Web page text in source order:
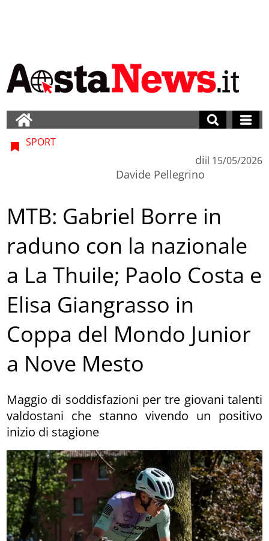
SPORT
di
Davide Pellegrino
il 15/05/2026
MTB: Gabriel Borre in
raduno con la nazionale
a La Thuile; Paolo Costa e
Elisa Giangrasso in
Coppa del Mondo Junior
a Nove Mesto
Maggio di soddisfazioni per tre giovani talenti
valdostani che stanno vivendo un positivo
inizio di stagione